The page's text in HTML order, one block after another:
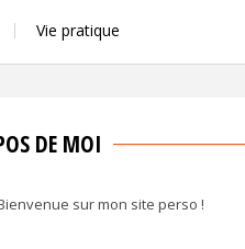
Vie pratique
DE MOI
sur mon site perso !